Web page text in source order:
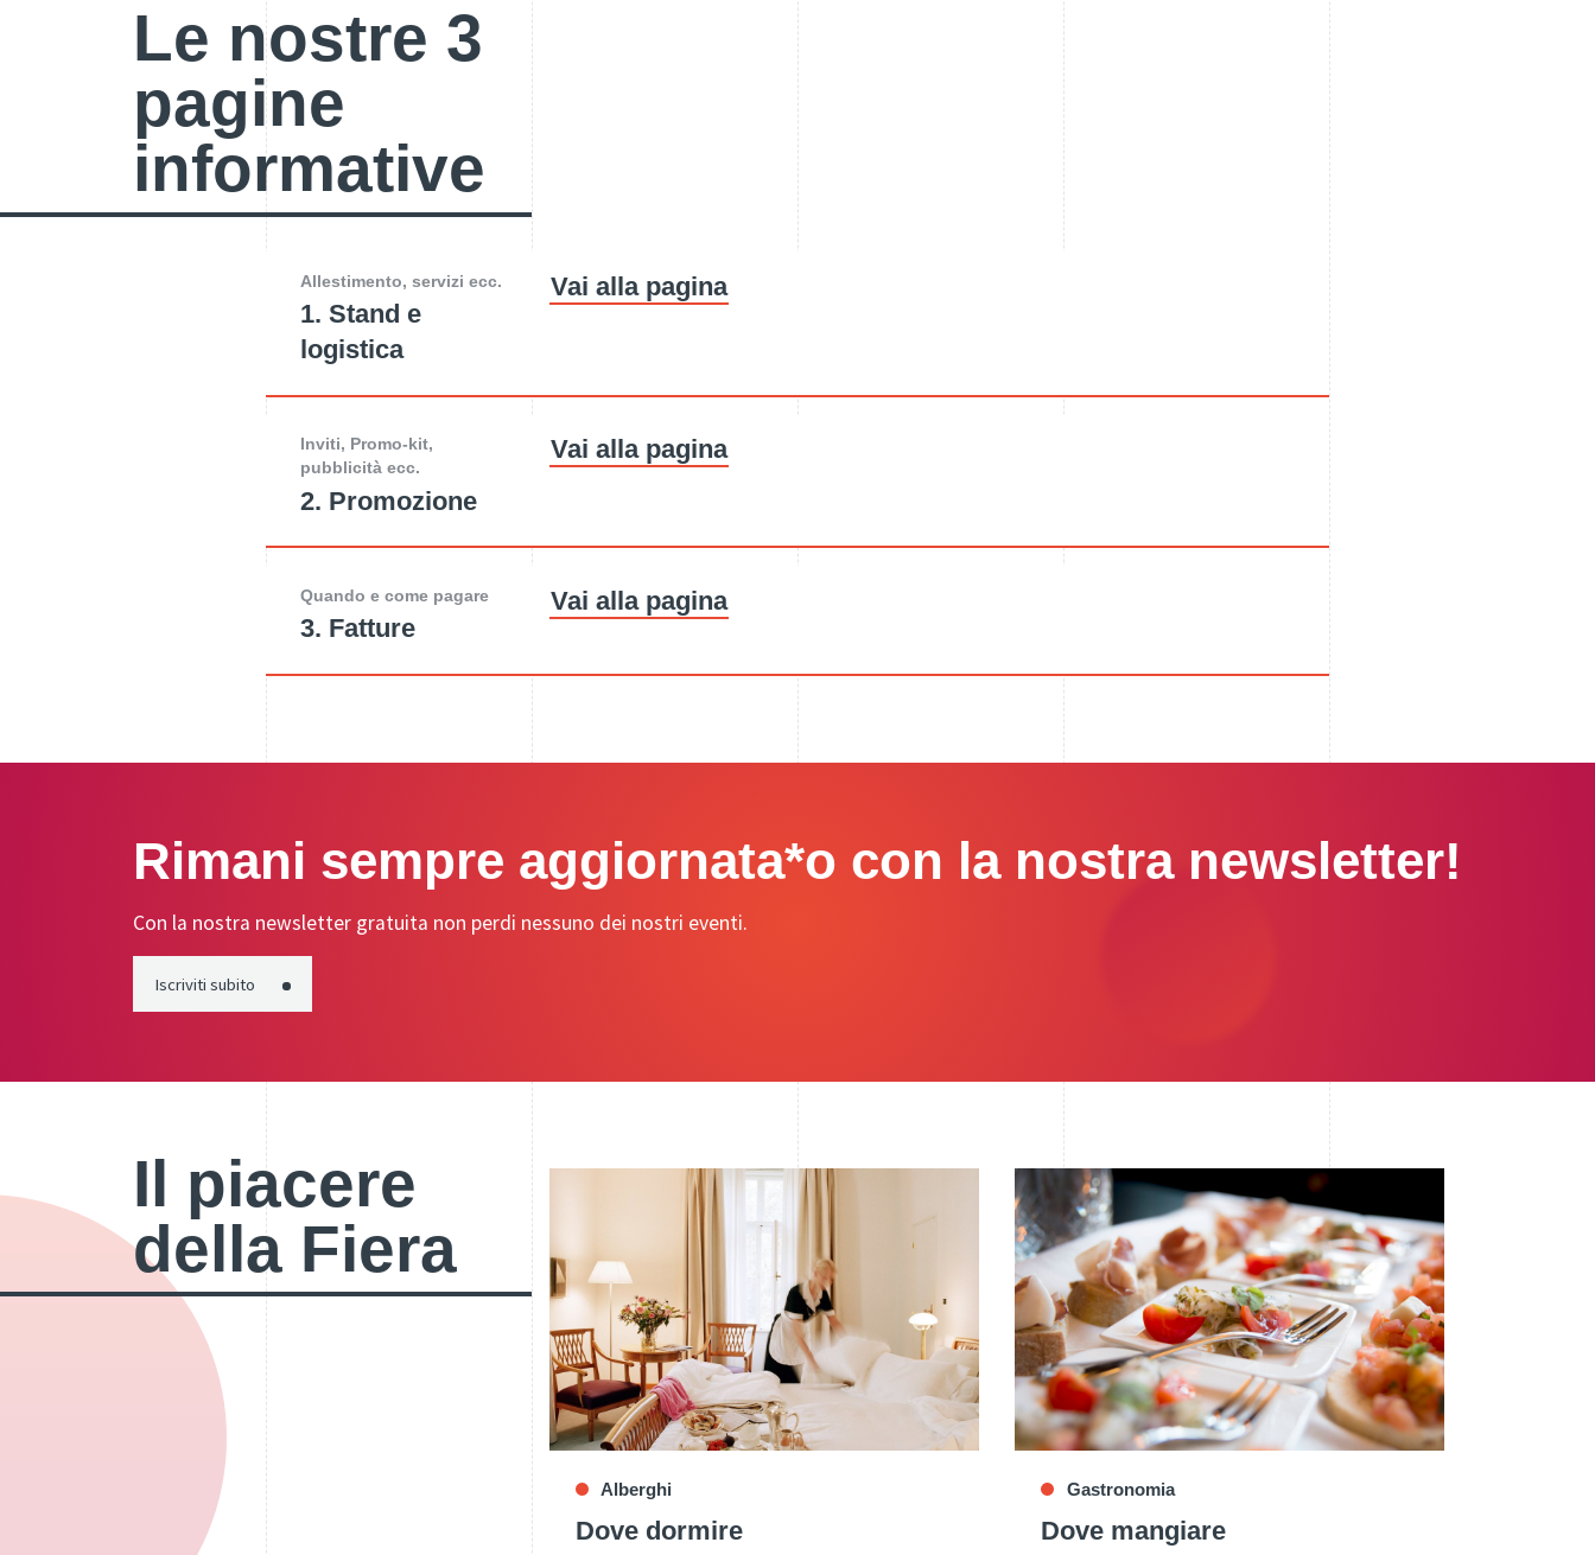
Le nostre 3
pagine
informative
Allestimento, servizi ecc.
1. Stand e
logistica
Vai alla pagina
Inviti, Promo-kit,
pubblicità ecc.
2. Promozione
Vai alla pagina
Quando e come pagare
3. Fatture
Vai alla pagina
Rimani sempre aggiornata*o con la nostra newsletter!
Con la nostra newsletter gratuita non perdi nessuno dei nostri eventi.
Iscriviti subito
Il piacere
della Fiera
Alberghi
Dove dormire
Gastronomia
Dove mangiare